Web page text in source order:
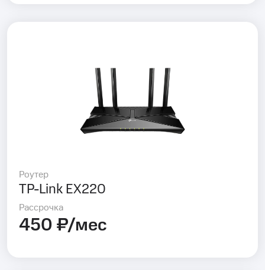
Роутер
TP-Link EX220
Рассрочка
450 ₽/мес